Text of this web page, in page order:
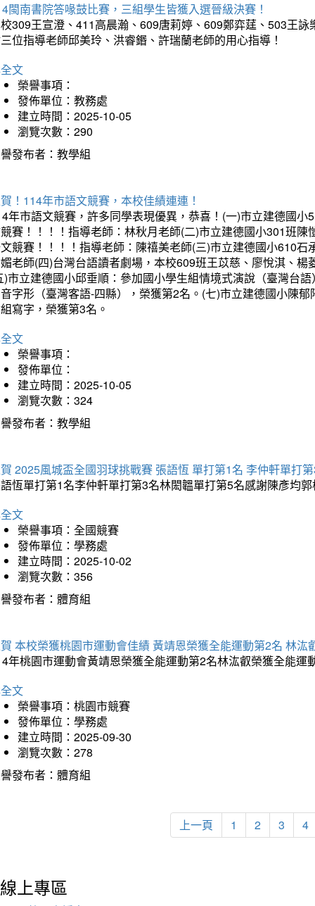
閩南書院答喙鼓比賽，三組學生皆獲入選晉級決賽！
309王宣澄、411高晨瀚、609唐莉婷、609鄭弈莛、503王
位指導老師邱美玲、洪睿鍲、許瑞蘭老師的用心指導！
文
榮譽事項：
發佈單位：教務處
建立時間：2025-10-05
瀏覽次數：290
發布者：教學組
！114年市語文競賽，本校佳績連連！
年市語文競賽，許多同學表現優異，恭喜！(一)市立建德國
賽！！！！指導老師：林秋月老師(二)市立建德國小301班
競賽！！！！指導老師：陳禧美老師(三)市立建德國小610
老師(四)台灣台語讀者劇場，本校609班王苡慈、廖悅淇、
)市立建德國小邱垂順：參加國小學生組情境式演說（臺灣台
字形（臺灣客語-四縣），榮獲第2名。(七)市立建德國小陳
寫字，榮獲第3名。
文
榮譽事項：
發佈單位：
建立時間：2025-10-05
瀏覽次數：324
發布者：教學組
2025風城盃全國羽球挑戰賽 張語恆 單打第1名 李仲軒單打
恆單打第1名李仲軒單打第3名林閎韞單打第5名感謝陳彥均
文
榮譽事項：全國競賽
發佈單位：學務處
建立時間：2025-10-02
瀏覽次數：356
發布者：體育組
本校榮獲桃園市運動會佳績 黃靖恩榮獲全能運動第2名 林汯
年桃園市運動會黃靖恩榮獲全能運動第2名林汯叡榮獲全能運
文
榮譽事項：桃園市競賽
發佈單位：學務處
建立時間：2025-09-30
瀏覽次數：278
發布者：體育組
上一頁 1 2 3 4
線上專區